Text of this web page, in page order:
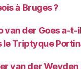
à Bruges ?
van der Goes a-t-
le Triptyque
van der Weyden